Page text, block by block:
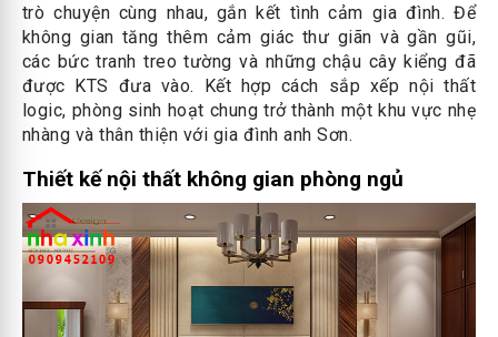
trò chuyện cùng nhau, gắn kết tình cảm gia đình. Để
không gian tăng thêm cảm giác thư giãn và gần gũi,
các bức tranh treo tường và những chậu cây kiểng đã
được KTS đưa vào. Kết hợp cách sắp xếp nội thất
logic, phòng sinh hoạt chung trở thành một khu vực nhẹ
nhàng và thân thiện với gia đình anh Sơn.
Thiết kế nội thất không gian phòng ngủ